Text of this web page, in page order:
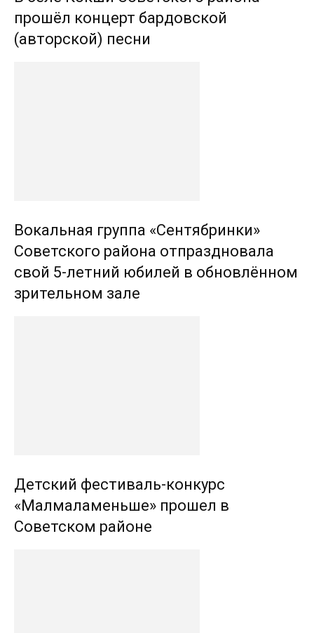
прошёл концерт бардовской
(авторской) песни
Вокальная группа «Сентябринки»
Советского района отпраздновала
свой 5-летний юбилей в обновлённом
зрительном зале
Детский фестиваль-конкурс
«Малмаламеньше» прошел в
Советском районе